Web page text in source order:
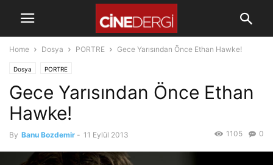
Home Dosya PORTRE Gece Yarısından Önce Ethan Hawke!
Dosya PORTRE
Gece Yarısından Önce Ethan
Hawke!
By Banu Bozdemir - 11 Eylül 2013 0
1105